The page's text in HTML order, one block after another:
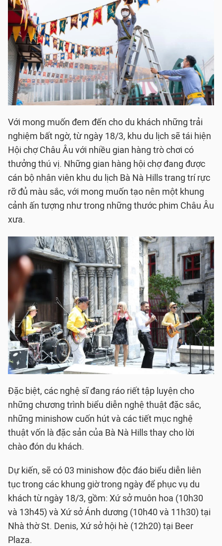
Với mong muốn đem đến cho du khách những trải
nghiệm bất ngờ, từ ngày 18/3, khu du lịch sẽ tái hiện
Hội chợ Châu Âu với nhiều gian hàng trò chơi có
thưởng thú vị. Những gian hàng hội chợ đang được
cán bộ nhân viên khu du lịch Bà Nà Hills trang trí rực
rỡ đủ màu sắc, với mong muốn tạo nên một khung
cảnh ấn tượng như trong những thước phim Châu Âu
xưa.
Đặc biệt, các nghệ sĩ đang ráo riết tập luyện cho
những chương trình biểu diễn nghệ thuật đặc sắc,
những minishow cuốn hút và các tiết mục nghệ
thuật vốn là đặc sản của Bà Nà Hills thay cho lời
chào đón du khách.
Dự kiến, sẽ có 03 minishow độc đáo biểu diễn liên
tục trong các khung giờ trong ngày để phục vụ du
khách từ ngày 18/3, gồm: Xứ sở muôn hoa (10h30
và 13h45) và Xứ sở Ánh dương (10h40 và 11h30) tại
Nhà thờ St. Denis, Xứ sở hội hè (12h20) tại Beer
Plaza.